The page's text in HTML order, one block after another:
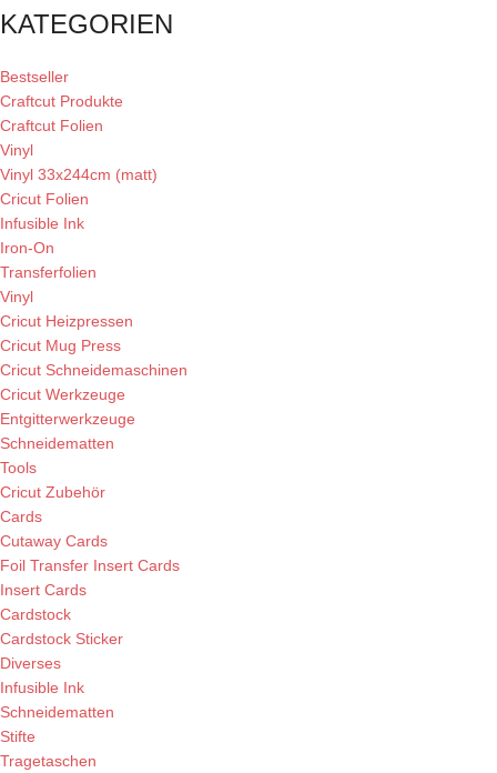
KATEGORIEN
Bestseller
Craftcut Produkte
Craftcut Folien
Vinyl
Vinyl 33x244cm (matt)
Cricut Folien
Infusible Ink
Iron-On
Transferfolien
Vinyl
Cricut Heizpressen
Cricut Mug Press
Cricut Schneidemaschinen
Cricut Werkzeuge
Entgitterwerkzeuge
Schneidematten
Tools
Cricut Zubehör
Cards
Cutaway Cards
Foil Transfer Insert Cards
Insert Cards
Cardstock
Cardstock Sticker
Diverses
Infusible Ink
Schneidematten
Stifte
Tragetaschen